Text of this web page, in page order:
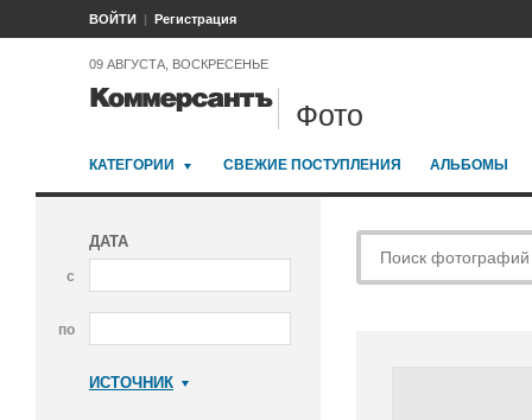
ВОЙТИ Регистрация
09 АВГУСТА, ВОСКРЕСЕНЬЕ
Фото
КАТЕГОРИИ СВЕЖИЕ ПОСТУПЛЕНИЯ АЛЬБОМЫ
ДАТА
с
по
ИСТОЧНИК